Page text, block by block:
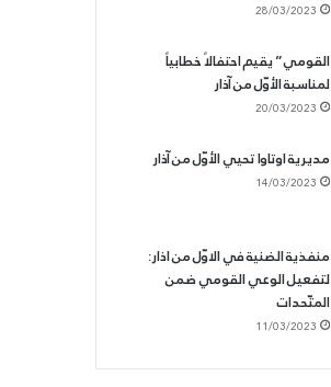
28/03/2023
القومي” يقيم احتفالاً خطابياً
لمناسبة الأوّل من آذار
20/03/2023
مديرية اوتاوا تحيي الأوّل من آذار
14/03/2023
منفذية الضنية في الاوّل من اذار:
لتفعيل الوعي القومي ضمن
المتّحدات
11/03/2023